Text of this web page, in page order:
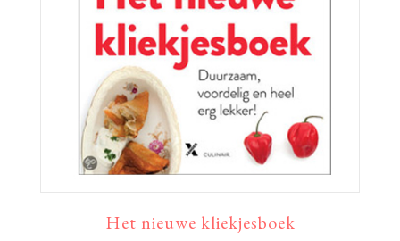
Het nieuwe kliekjesboek